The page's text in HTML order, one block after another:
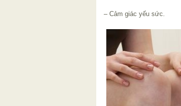
– Cảm giác yếu sức.